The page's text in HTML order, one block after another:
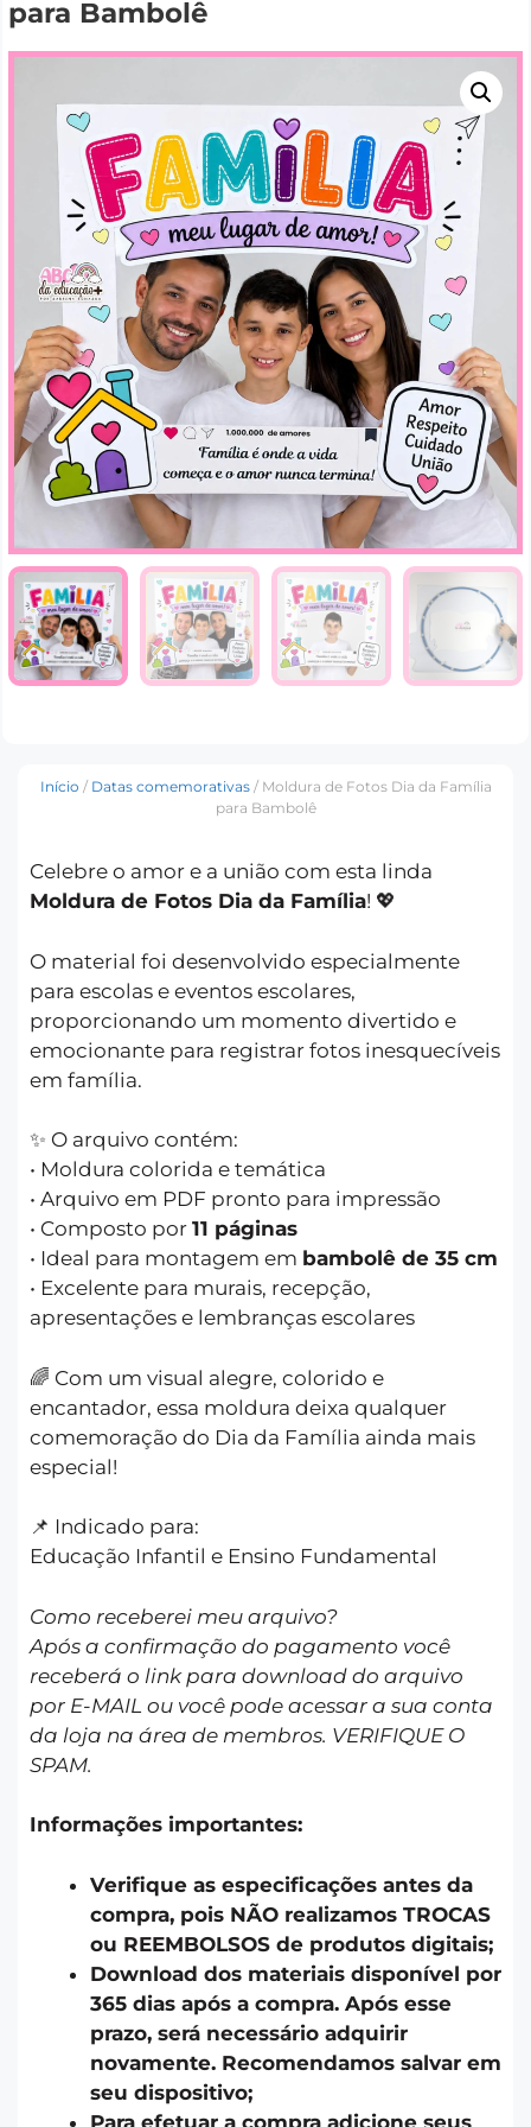
para Bambolê
Início / Datas comemorativas/ Moldura de Fotos Dia da Família
para Bambolê
Celebre o amor e a união com esta linda
Moldura de Fotos Dia da Família! 💖
O material foi desenvolvido especialmente
para escolas e eventos escolares,
proporcionando um momento divertido e
emocionante para registrar fotos inesquecíveis
em família.
✨ O arquivo contém:
• Moldura colorida e temática
• Arquivo em PDF pronto para impressão
• Composto por 11 páginas
• Ideal para montagem em bambolê de 35 cm
• Excelente para murais, recepção,
apresentações e lembranças escolares
🌈 Com um visual alegre, colorido e
encantador, essa moldura deixa qualquer
comemoração do Dia da Família ainda mais
especial!
📌 Indicado para:
Educação Infantil e Ensino Fundamental
Como receberei meu arquivo?
Após a confirmação do pagamento você
receberá o link para download do arquivo
por E-MAIL ou você pode acessar a sua conta
da loja na área de membros. VERIFIQUE O
SPAM.
Informações importantes:
Verifique as especificações antes da
compra, pois NÃO realizamos TROCAS
ou REEMBOLSOS de produtos digitais;
Download dos materiais disponível por
365 dias após a compra. Após esse
prazo, será necessário adquirir
novamente. Recomendamos salvar em
seu dispositivo;
Para efetuar a compra adicione seus